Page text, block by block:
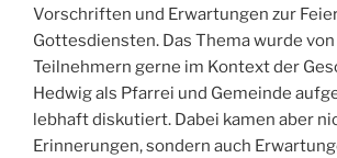
Vorschriften und Erwartungen zur
Gottesdiensten. Das Thema wurde von
Teilnehmern gerne im Kontext der
Hedwig als Pfarrei und Gemeinde
lebhaft diskutiert. Dabei kamen aber
Erinnerungen, sondern auch